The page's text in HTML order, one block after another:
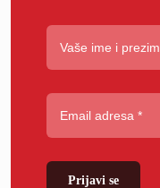
Prijavi se